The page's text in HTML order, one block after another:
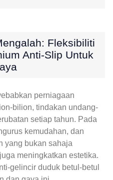
Fleksibiliti
Anti-Slip Untuk
perniagaan
bilion, tindakan undang-
setiap tahun. Pada
kemudahan, dan
yang bukan sahaja
meningkatkan estetika.
gelincir duduk betul-betul